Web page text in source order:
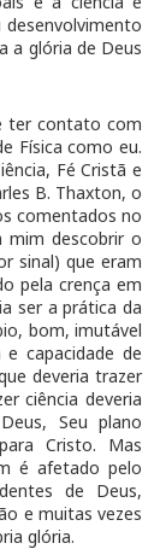
a glória de Deus
ter contato com
Física como eu.
Fé Cristã e
B. Thaxton, o
comentados no
mim descobrir o
sinal) que eram
pela crença em
ser a prática da
bom, imutável
capacidade de
deveria trazer
ciência deveria
Seu plano
Cristo. Mas
é afetado pelo
de Deus,
e muitas vezes
glória.